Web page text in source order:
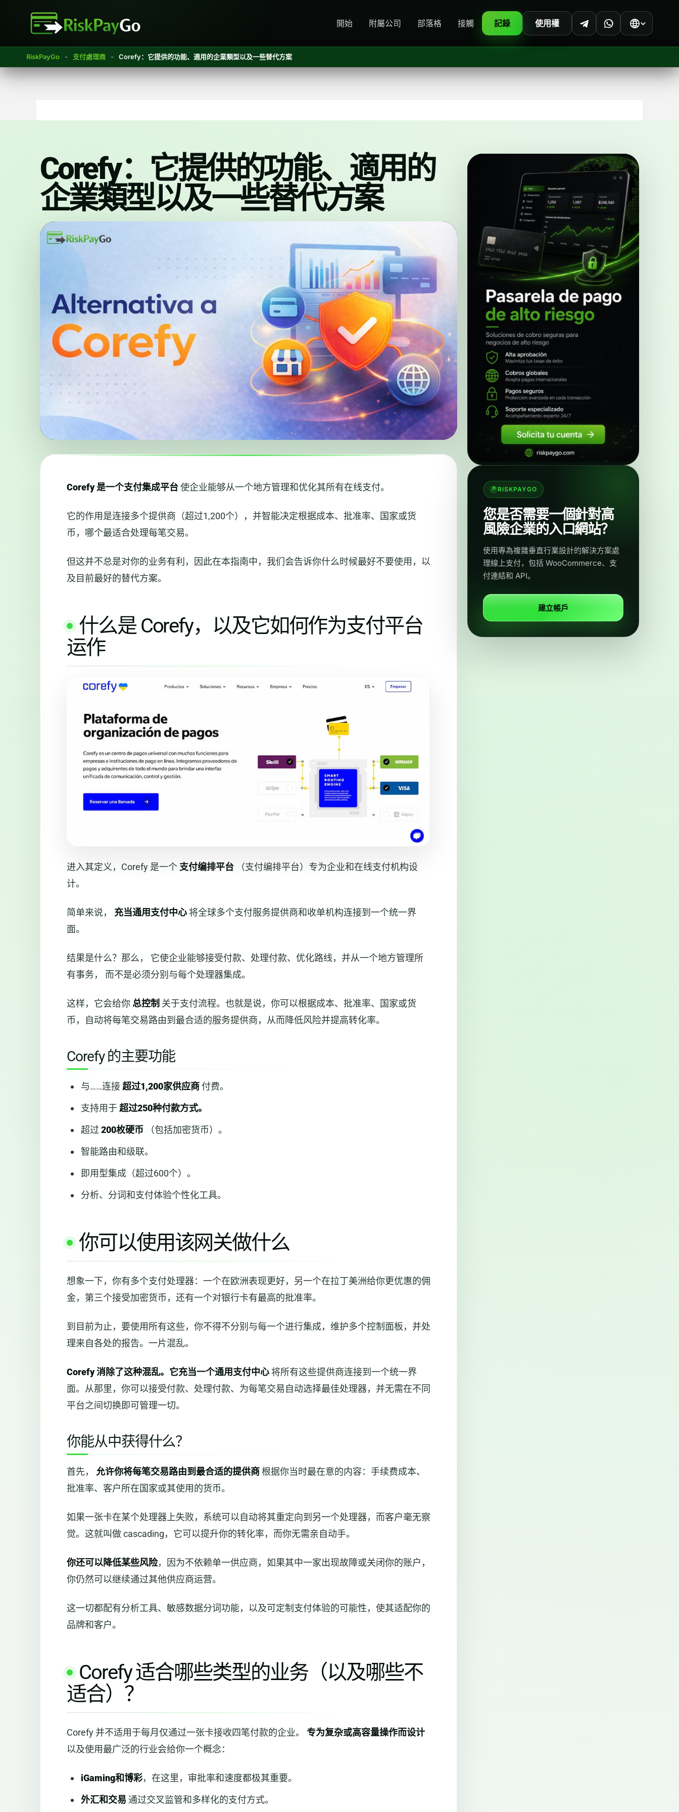
開始 附屬公司 部落格 接觸 記錄 使用權
RiskPayGo - 支付處理商 - Corefy：它提供的功能、適用的企業類型以及一些替代方案
容
Corefy：它提供的功能、適用的
企業類型以及一些替代方案
Corefy 是一个支付集成平台使企业能够从一个地方管理和优化其所有在线支付。
它的作用是连接多个提供商（超过1,200个），并智能决定根据成本、批准率、国家或货
币，哪个最适合处理每笔交易。
但这并不总是对你的业务有利，因此在本指南中，我们会告诉你什么时候最好不要使用，以
及目前最好的替代方案。
什么是 Corefy，以及它如何作为支付平台
运作
进入其定义，Corefy 是一个支付编排平台 （支付编排平台）专为企业和在线支付机构设
计。
简单来说， 充当通用支付中心将全球多个支付服务提供商和收单机构连接到一个统一界
面。
结果是什么？那么， 它使企业能够接受付款、处理付款、优化路线，并从一个地方管理所
有事务，
而不是必须分别与每个处理器集成。
这样，它会给你总控制 关于支付流程。也就是说，你可以根据成本、批准率、国家或货
币，自动将每笔交易路由到最合适的服务提供商，从而降低风险并提高转化率。
Corefy 的主要功能
与……连接超过1,200家供应商付费。
支持用于 超过250种付款方式。
超过200枚硬币 （包括加密货币）。
智能路由和级联。
即用型集成（超过600个）。
分析、分词和支付体验个性化工具。
你可以使用该网关做什么
想象一下，你有多个支付处理器：一个在欧洲表现更好，另一个在拉丁美洲给你更优惠的佣
金，第三个接受加密货币，还有一个对银行卡有最高的批准率。
到目前为止，要使用所有这些，你不得不分别与每一个进行集成，维护多个控制面板，并处
理来自各处的报告。一片混乱。
Corefy 消除了这种混乱。它充当一个通用支付中心将所有这些提供商连接到一个统一界
面。从那里，你可以接受付款、处理付款、为每笔交易自动选择最佳处理器，并无需在不同
平台之间切换即可管理一切。
你能从中获得什么？
首先， 允许你将每笔交易路由到最合适的提供商根据你当时最在意的内容：手续费成本、
批准率、客户所在国家或其使用的货币。
如果一张卡在某个处理器上失败，系统可以自动将其重定向到另一个处理器，而客户毫无察
觉。这就叫做 cascading，它可以提升你的转化率，而你无需亲自动手。
你还可以降低某些风险，因为不依赖单一供应商，如果其中一家出现故障或关闭你的账户，
你仍然可以继续通过其他供应商运营。
这一切都配有分析工具、敏感数据分词功能，以及可定制支付体验的可能性，使其适配你的
品牌和客户。
Corefy 适合哪些类型的业务（以及哪些不
适合）？
Corefy 并不适用于每月仅通过一张卡接收四笔付款的企业。 专为复杂或高容量操作而设计
以及使用最广泛的行业会给你一个概念：
iGaming和博彩，在这里，审批率和速度都极其重要。
外汇和交易 通过交叉监管和多样化的支付方式。
RISKPAYGO
您是否需要一個針對高
風險企業的入口網站？
使用專為複雜垂直行業設計的解決方案處
理線上支付，包括 WooCommerce、支
付連結和 API。
建立帳戶